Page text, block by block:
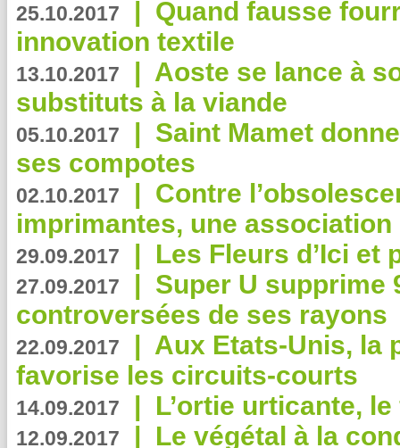
25.10.2017 | Quand fausse
innovation textile
13.10.2017 | Aoste se lance à
substituts à la viande
05.10.2017 | Saint Mamet
ses compotes
02.10.2017 | Contre
imprimantes, une
29.09.2017 | Les Fleurs d’Ici et
27.09.2017 | Super U supprime
controversées de ses rayons
22.09.2017 | Aux Etats-Unis, la
favorise les circuits-courts
14.09.2017 | L’ortie urticante,
12.09.2017 | Le végétal à la